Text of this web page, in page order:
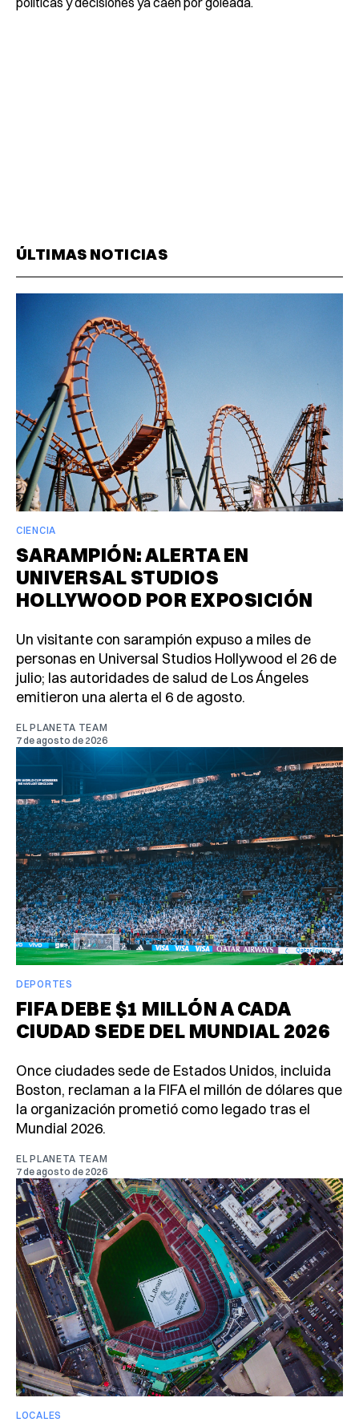
ÚLTIMAS NOTICIAS
CIENCIA
SARAMPIÓN: ALERTA EN
UNIVERSAL STUDIOS
HOLLYWOOD POR EXPOSICIÓN
Un visitante con sarampión expuso a miles de
personas en Universal Studios Hollywood el 26 de
julio; las autoridades de salud de Los Ángeles
emitieron una alerta el 6 de agosto.
EL PLANETA TEAM
7 de agosto de 2026
DEPORTES
FIFA DEBE $1 MILLÓN A CADA
CIUDAD SEDE DEL MUNDIAL 2026
Once ciudades sede de Estados Unidos, incluida
Boston, reclaman a la FIFA el millón de dólares que
la organización prometió como legado tras el
Mundial 2026.
EL PLANETA TEAM
7 de agosto de 2026
LOCALES